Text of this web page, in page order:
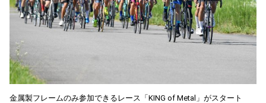
金属製フレームのみ参加できるレース「KING of Metal」がスタート